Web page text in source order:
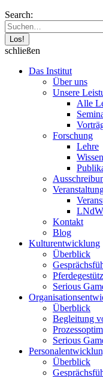
Search:
schließen
Das Institut
Über uns
Unsere
Alle
Forschung
Lehre
Kontakt
Blog
Kulturentwicklung
Überblick
Serious
Überblick
Begleitung
Serious
Überblick